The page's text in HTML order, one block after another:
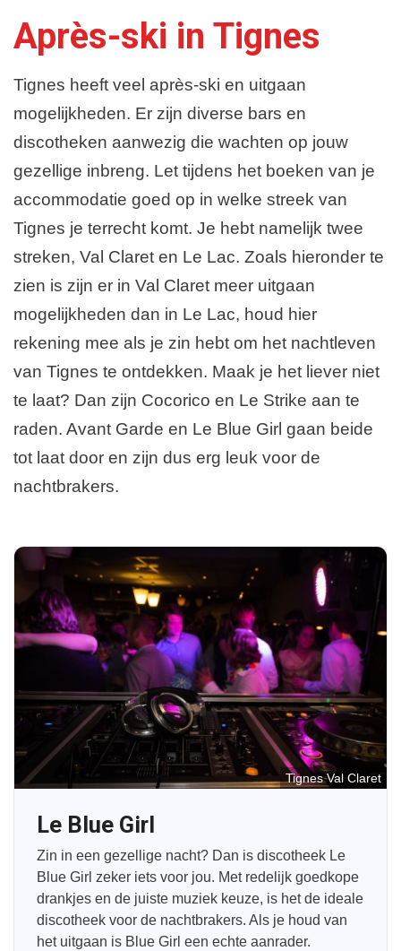
Après-ski in Tignes
Tignes heeft veel après-ski en uitgaan
mogelijkheden. Er zijn diverse bars en
discotheken aanwezig die wachten op jouw
gezellige inbreng. Let tijdens het boeken van je
accommodatie goed op in welke streek van
Tignes je terrecht komt. Je hebt namelijk twee
streken, Val Claret en Le Lac. Zoals hieronder te
zien is zijn er in Val Claret meer uitgaan
mogelijkheden dan in Le Lac, houd hier
rekening mee als je zin hebt om het nachtleven
van Tignes te ontdekken. Maak je het liever niet
te laat? Dan zijn Cocorico en Le Strike aan te
raden. Avant Garde en Le Blue Girl gaan beide
tot laat door en zijn dus erg leuk voor de
nachtbrakers.
Tignes Val Claret
Le Blue Girl
Zin in een gezellige nacht? Dan is discotheek Le
Blue Girl zeker iets voor jou. Met redelijk goedkope
drankjes en de juiste muziek keuze, is het de ideale
discotheek voor de nachtbrakers. Als je houd van
het uitgaan is Blue Girl een echte aanrader.